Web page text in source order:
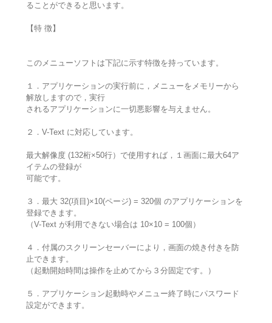
ることができると思います。
【特 徴】
このメニューソフトは下記に示す特徴を持っています。
１．アプリケーションの実行前に，メニューをメモリーから
解放しますので，実行
されるアプリケーションに一切悪影響を与えません。
２．V-Text に対応しています。
最大解像度 (132桁×50行）で使用すれば，１画面に最大64ア
イテムの登録が
可能です。
３．最大 32(項目)×10(ページ) = 320個 のアプリケーションを
登録できます。
（V-Text が利用できない場合は 10×10 = 100個）
４．付属のスクリーンセーバーにより，画面の焼き付きを防
止できます。
（起動開始時間は操作を止めてから３分固定です。）
５．アプリケーション起動時やメニュー終了時にパスワード
設定ができます。